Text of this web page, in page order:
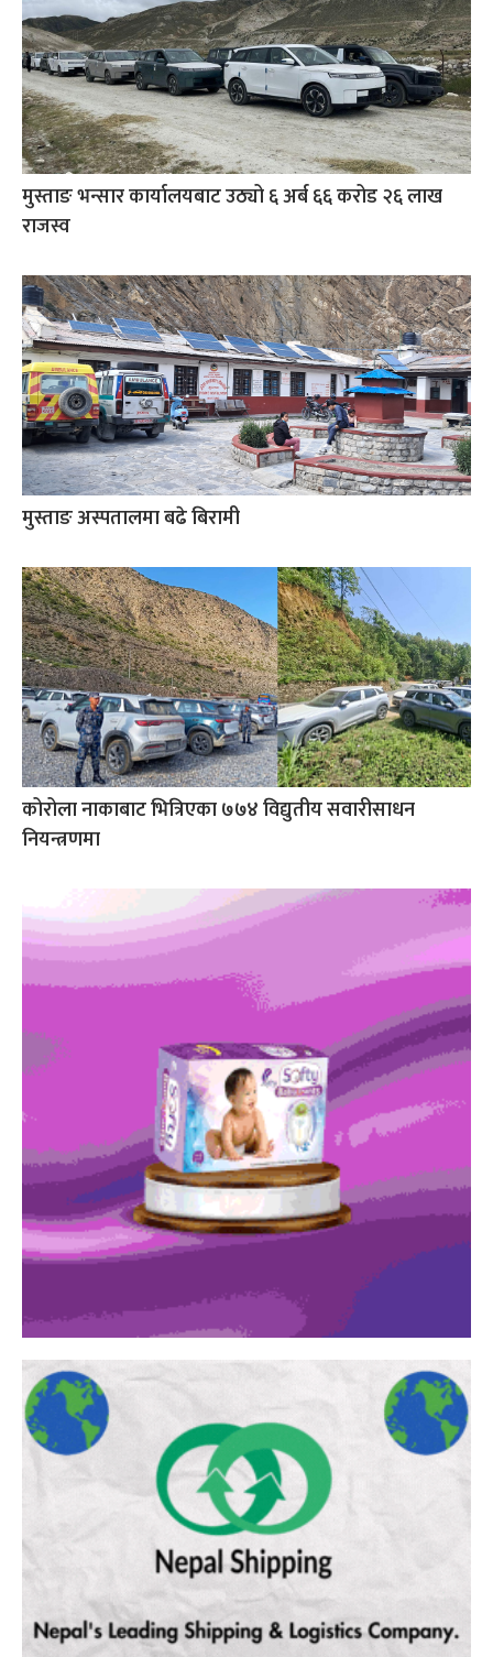
मुस्ताङ भन्सार कार्यालयबाट उठ्यो ६ अर्ब ६६ करोड २६ लाख
राजस्व
मुस्ताङ अस्पतालमा बढे बिरामी
कोरोला नाकाबाट भित्रिएका ७७४ विद्युतीय सवारीसाधन
नियन्त्रणमा